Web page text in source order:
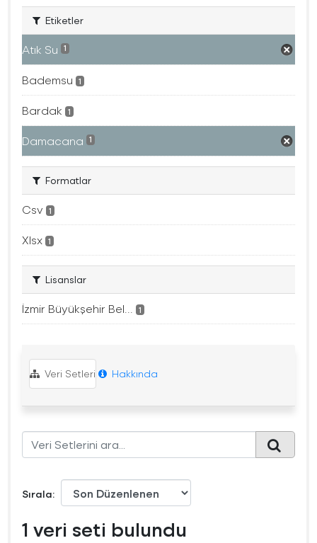
Etiketler
Atık Su 1
Bademsu 1
Bardak 1
Damacana 1
Formatlar
Csv 1
Xlsx 1
Lisanslar
İzmir Büyükşehir Bel... 1
Veri Setleri Hakkında
Sırala
1 veri seti bulundu